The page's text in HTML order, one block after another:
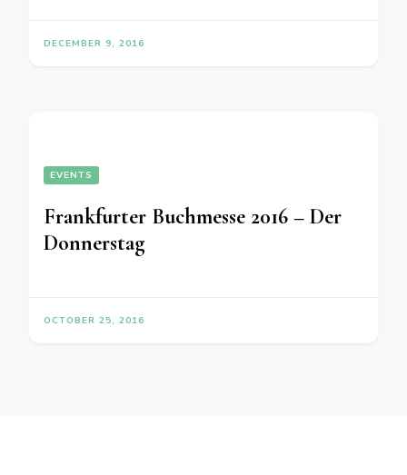
DECEMBER 9, 2016
EVENTS
Frankfurter Buchmesse 2016 – Der
Donnerstag
OCTOBER 25, 2016